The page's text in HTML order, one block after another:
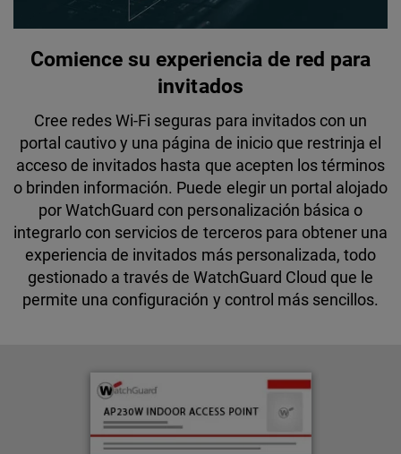
Comience su experiencia de red para
invitados
Cree redes Wi-Fi seguras para invitados con un
portal cautivo y una página de inicio que restrinja el
acceso de invitados hasta que acepten los términos
o brinden información. Puede elegir un portal alojado
por WatchGuard con personalización básica o
integrarlo con servicios de terceros para obtener una
experiencia de invitados más personalizada, todo
gestionado a través de WatchGuard Cloud que le
permite una configuración y control más sencillos.